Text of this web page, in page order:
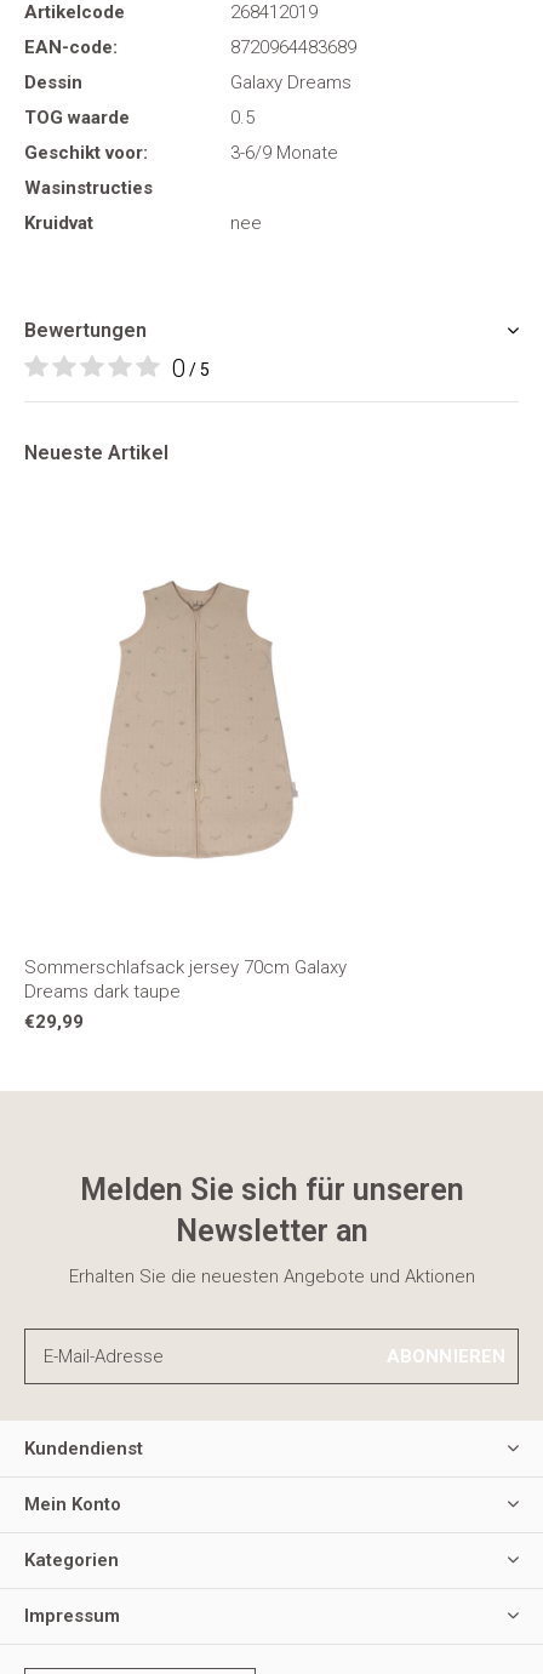
Artikelcode
268412019
EAN-code:
8720964483689
Dessin
Galaxy Dreams
TOG waarde
0.5
Geschikt voor:
3-6/9 Monate
Wasinstructies
Kruidvat
nee
Bewertungen
0 / 5
Neueste Artikel
Sommerschlafsack jersey 70cm Galaxy
Dreams dark taupe
€29,99
Melden Sie sich für unseren
Newsletter an
Erhalten Sie die neuesten Angebote und Aktionen
ABONNIEREN
Kundendienst
Mein Konto
Kategorien
Impressum